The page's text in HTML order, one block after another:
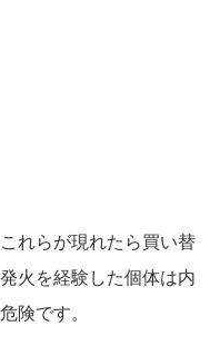
れらが現れたら買い替
火を経験した個体は内
険です。